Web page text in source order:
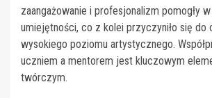
zaangażowanie i profesjonalizm pomogły
umiejętności, co z kolei przyczyniło się do
wysokiego poziomu artystycznego.
uczniem a mentorem jest kluczowym
twórczym.